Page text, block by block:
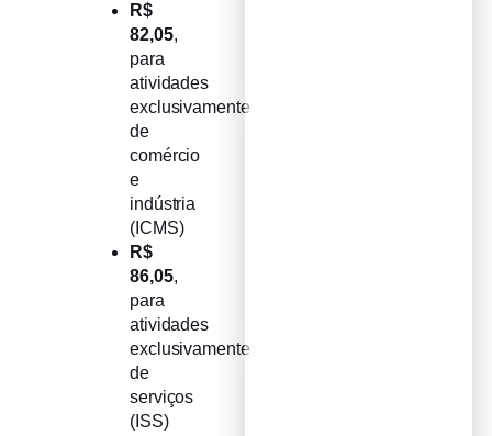
R$
82,05,
para
atividades
exclusivamente
de
comércio
e
indústria
(ICMS)
R$
86,05,
para
atividades
exclusivamente
de
serviços
(ISS)